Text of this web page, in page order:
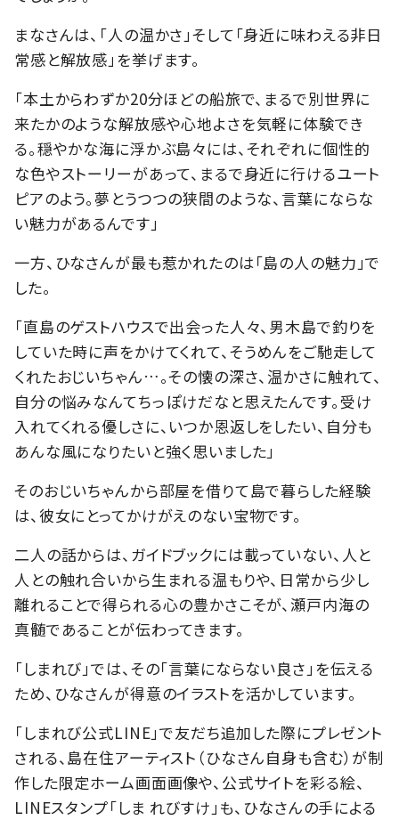
まなさんは、「人の温かさ」そして「身近に味わえる非日
常感と解放感」を挙げます。
「本土からわずか20分ほどの船旅で、まるで別世界に
来たかのような解放感や心地よさを気軽に体験でき
る。穏やかな海に浮かぶ島々には、それぞれに個性的
な色やストーリーがあって、まるで身近に行けるユート
ピアのよう。夢とうつつの狭間のような、言葉にならな
い魅力があるんです」
一方、ひなさんが最も惹かれたのは「島の人の魅力」で
した。
「直島のゲストハウスで出会った人々、男木島で釣りを
していた時に声をかけてくれて、そうめんをご馳走して
くれたおじいちゃん…。その懐の深さ、温かさに触れて、
自分の悩みなんてちっぽけだなと思えたんです。受け
入れてくれる優しさに、いつか恩返しをしたい、自分も
あんな風になりたいと強く思いました」
そのおじいちゃんから部屋を借りて島で暮らした経験
は、彼女にとってかけがえのない宝物です。
二人の話からは、ガイドブックには載っていない、人と
人との触れ合いから生まれる温もりや、日常から少し
離れることで得られる心の豊かさこそが、瀬戸内海の
真髄であることが伝わってきます。
「しまれび」では、その「言葉にならない良さ」を伝える
ため、ひなさんが得意のイラストを活かしています。
「しまれび公式LINE」で友だち追加した際にプレゼント
される、島在住アーティスト（ひなさん自身も含む）が制
作した限定ホーム画面画像や、公式サイトを彩る絵、
LINEスタンプ「しま れびすけ」も、ひなさんの手による